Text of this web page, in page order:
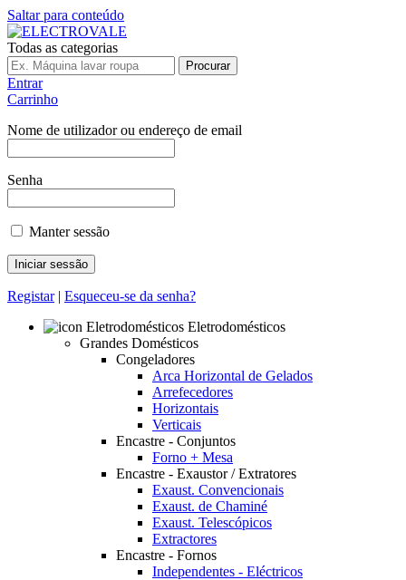
Saltar para conteúdo
Todas as categorias
Procurar
Entrar
Carrinho
Nome de utilizador ou endereço de email
Senha
Manter sessão
Registar| Esqueceu-se da senha?
Eletrodomésticos
Grandes Domésticos
Congeladores
Arca Horizontal de Gelados
Arrefecedores
Horizontais
Verticais
Encastre - Conjuntos
Forno + Mesa
Encastre - Exaustor / Extratores
Exaust. Convencionais
Exaust. de Chaminé
Exaust. Telescópicos
Extractores
Encastre - Fornos
Independentes - Eléctricos